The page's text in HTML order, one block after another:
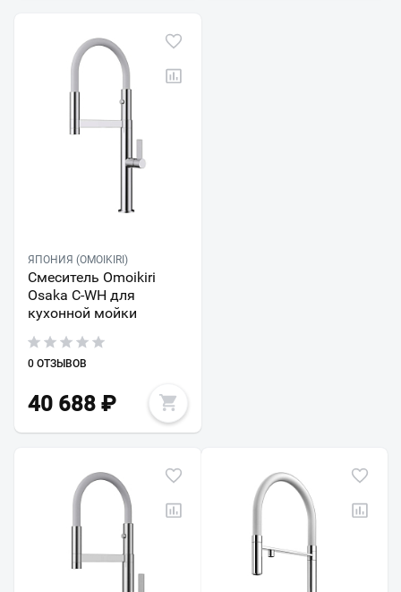
ЯПОНИЯ (OMOIKIRI)
Смеситель Omoikiri
Osaka C-WH для
кухонной мойки
0 ОТЗЫВОВ
40 688 ₽